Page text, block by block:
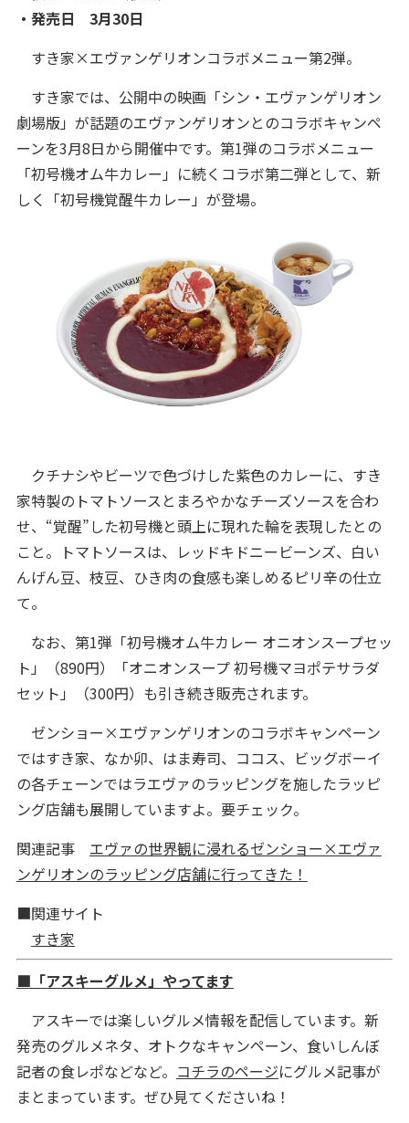
・発売日 3月30日
すき家×エヴァンゲリオンコラボメニュー第2弾。
すき家では、公開中の映画「シン・エヴァンゲリオン
劇場版」が話題のエヴァンゲリオンとのコラボキャンペ
ーンを3月8日から開催中です。第1弾のコラボメニュー
「初号機オム牛カレー」に続くコラボ第二弾として、新
しく「初号機覚醒牛カレー」が登場。
クチナシやビーツで色づけした紫色のカレーに、すき
家特製のトマトソースとまろやかなチーズソースを合わ
せ、“覚醒”した初号機と頭上に現れた輪を表現したとの
こと。トマトソースは、レッドキドニービーンズ、白い
んげん豆、枝豆、ひき肉の食感も楽しめるピリ辛の仕立
て。
なお、第1弾「初号機オム牛カレー オニオンスープセッ
ト」（890円）「オニオンスープ 初号機マヨポテサラダ
セット」（300円）も引き続き販売されます。
ゼンショー×エヴァンゲリオンのコラボキャンペーン
ではすき家、なか卯、はま寿司、ココス、ビッグボーイ
の各チェーンではラエヴァのラッピングを施したラッピ
ング店舗も展開していますよ。要チェック。
関連記事 エヴァの世界観に浸れるゼンショー×エヴァ
ンゲリオンのラッピング店舗に行ってきた！
■関連サイト
すき家
■「アスキーグルメ」やってます
アスキーでは楽しいグルメ情報を配信しています。新
発売のグルメネタ、オトクなキャンペーン、食いしんぼ
記者の食レポなどなど。 コチラのページにグルメ記事が
まとまっています。ぜひ見てくださいね！